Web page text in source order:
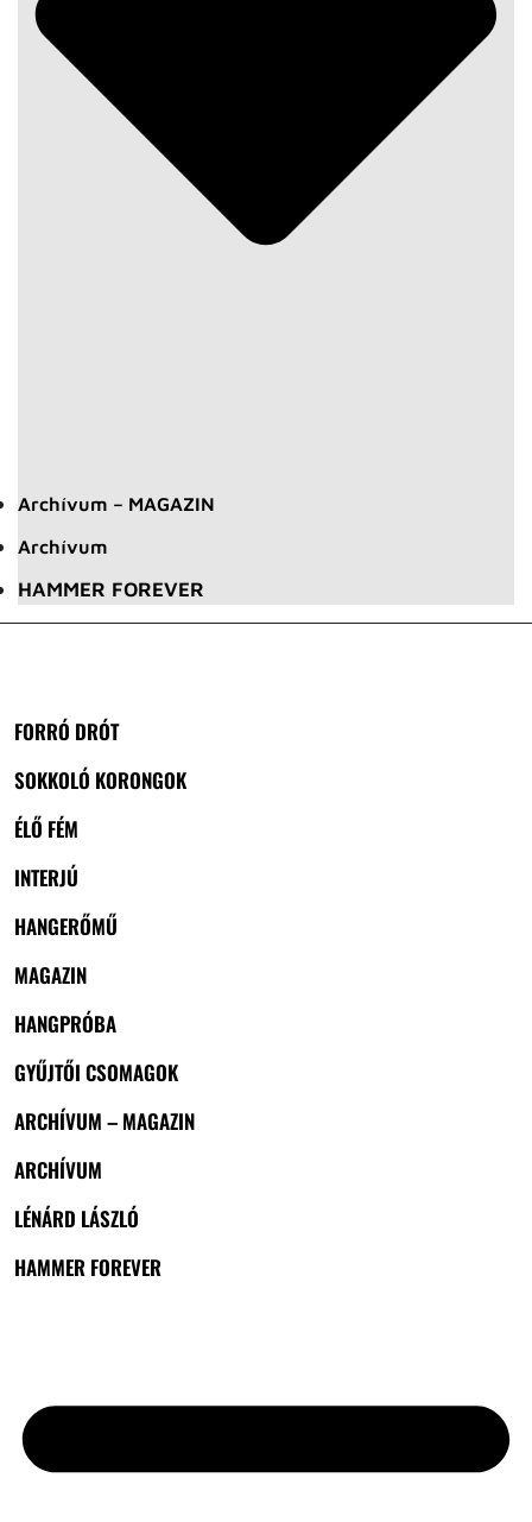
Archívum – MAGAZIN
Archívum
HAMMER FOREVER
FORRÓ DRÓT
SOKKOLÓ KORONGOK
ÉLŐ FÉM
INTERJÚ
HANGERŐMŰ
MAGAZIN
HANGPRÓBA
GYŰJTŐI CSOMAGOK
ARCHÍVUM – MAGAZIN
ARCHÍVUM
LÉNÁRD LÁSZLÓ
HAMMER FOREVER